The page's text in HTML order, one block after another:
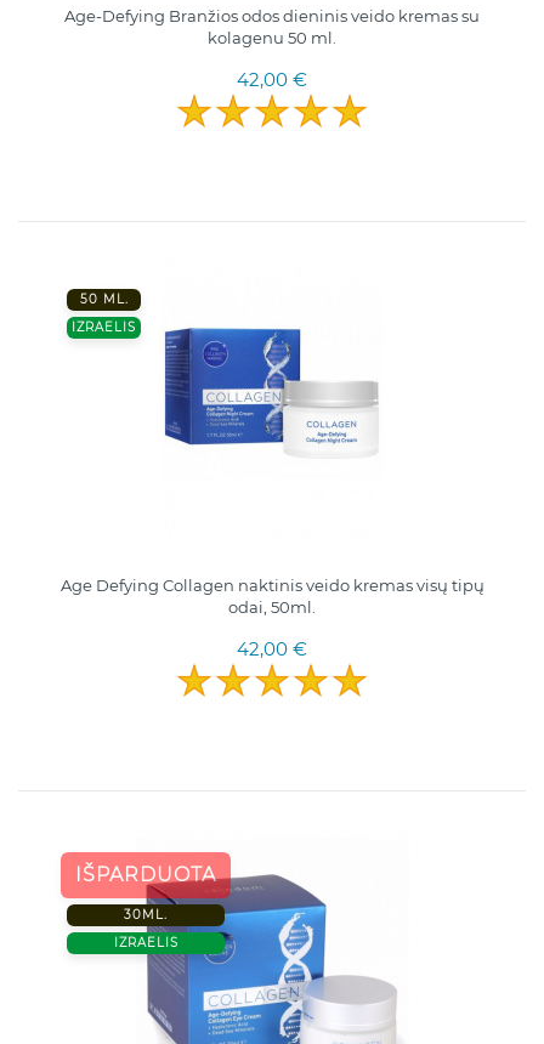
Age-Defying Branžios odos dieninis veido kremas su
kolagenu 50 ml.
42,00 €
50 ML.
IZRAELIS
Age Defying Collagen naktinis veido kremas visų tipų
odai, 50ml.
42,00 €
IŠPARDUOTA
30ML.
IZRAELIS